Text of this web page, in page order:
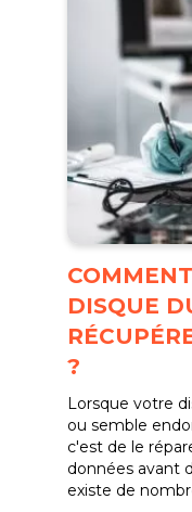
DISQUE
?
Lorsque votre
ou semble
c'est de le
données avant
existe de